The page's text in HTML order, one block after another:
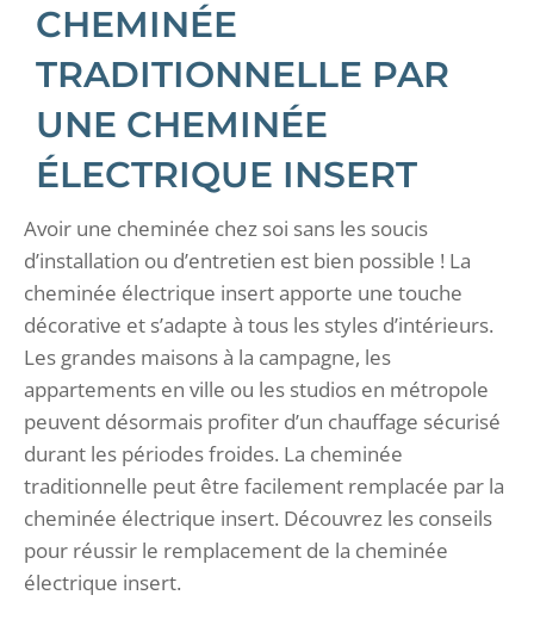
CHEMINÉE
TRADITIONNELLE PAR
UNE CHEMINÉE
ÉLECTRIQUE INSERT
Avoir une cheminée chez soi sans les soucis
d’installation ou d’entretien est bien possible ! La
cheminée électrique insert apporte une touche
décorative et s’adapte à tous les styles d’intérieurs.
Les grandes maisons à la campagne, les
appartements en ville ou les studios en métropole
peuvent désormais profiter d’un chauffage sécurisé
durant les périodes froides. La cheminée
traditionnelle peut être facilement remplacée par la
cheminée électrique insert. Découvrez les conseils
pour réussir le remplacement de la cheminée
électrique insert.